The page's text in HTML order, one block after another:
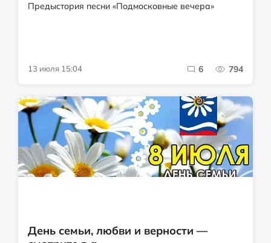
Предыстория песни «Подмосковные вечера»
13 июля 15:04 6 794
День семьи, любви и верности —